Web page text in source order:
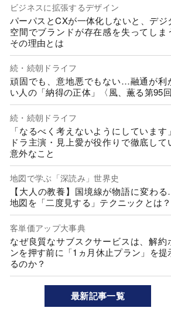
ビジネスに拡張するデザイン
パーパスとCXが一体化しないと、デジ
空間でブランドが存在感を失ってし
その理由とは
続・続朝ドライフ
頑固でも、意地悪でもない…融通が利
い人の「納得の正体」〈風、薫る第95回
続・続朝ドライフ
「なるべく考えないようにしています
ドラ主演・見上愛が役作りで徹底して
意外なこと
地図で学ぶ「深読み」世界史
【大人の教養】国境線が物語に変わ
地図を「二度見する」テクニックとは？
客単価アップ大事典
なぜ良質なサブスクサービスは、解約
ンを押す前に「1ヵ月休止プラン」を提
るのか？
最新記事一覧